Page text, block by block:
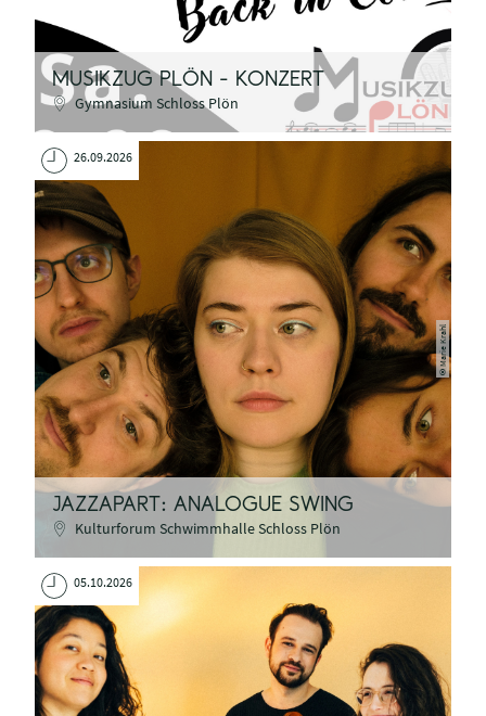
MUSIKZUG PLÖN - KONZERT
Gymnasium Schloss Plön
©
Marie Krahl
26.09.2026
JAZZAPART: ANALOGUE SWING
Kulturforum Schwimmhalle Schloss Plön
05.10.2026